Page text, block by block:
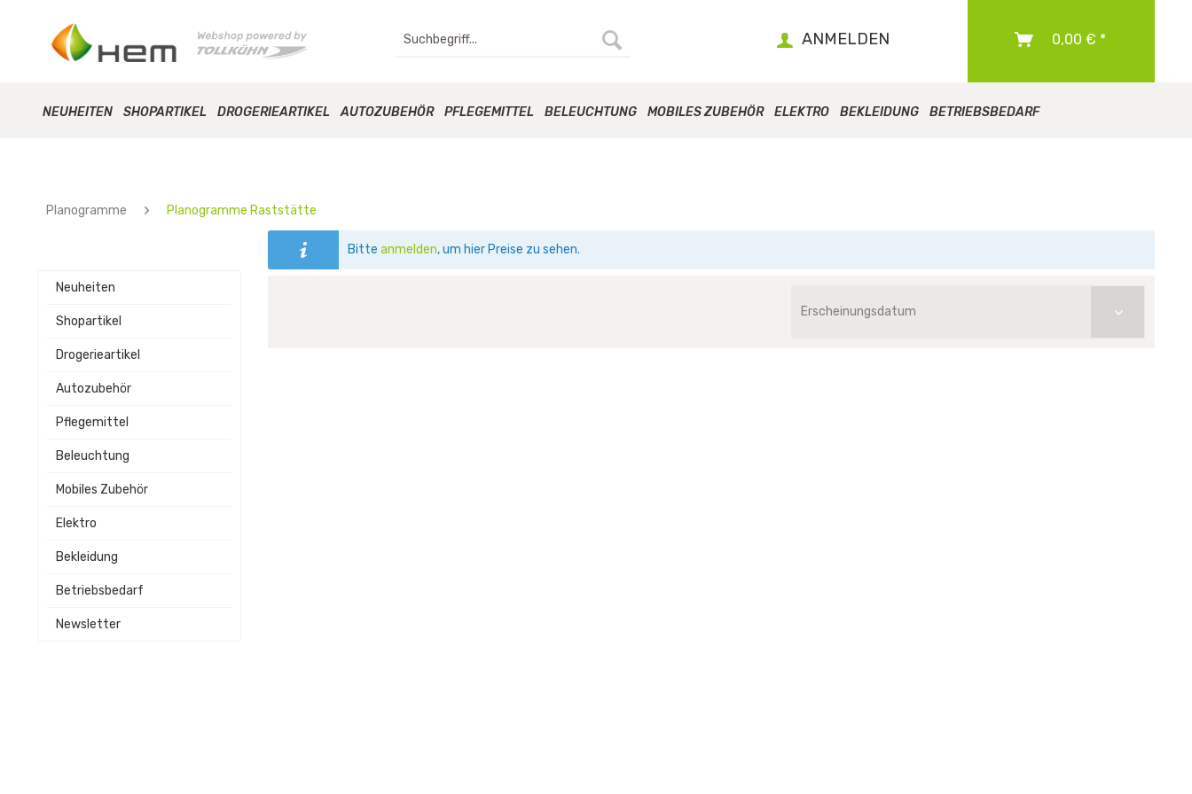
ANMELDEN 0,00 € *
NEUHEITEN SHOPARTIKEL DROGERIEARTIKEL AUTOZUBEHÖR PFLEGEMITTEL BELEUCHTUNG MOBILES ZUBEHÖR ELEKTRO BEKLEIDUNG BETRIEBSBEDARF
Planogramme Planogramme Raststätte
Neuheiten
Shopartikel
Drogerieartikel
Autozubehör
Pflegemittel
Beleuchtung
Mobiles Zubehör
Elektro
Bekleidung
Betriebsbedarf
Newsletter
Bitte anmelden, um hier Preise zu sehen.